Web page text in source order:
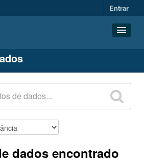
Entrar
dados encontrado